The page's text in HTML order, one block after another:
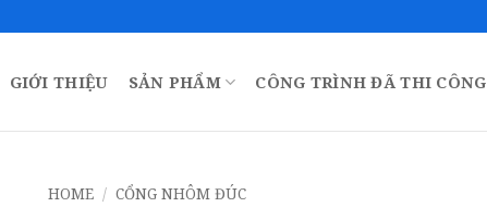
GIỚI THIỆU SẢN PHẨM CÔNG TRÌNH ĐÃ THI CÔNG
HOME / CỔNG NHÔM ĐÚC